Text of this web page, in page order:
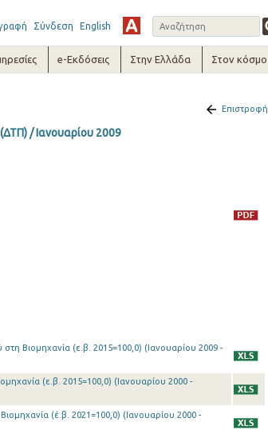
Σύνδεση English
e-Εκδόσεις Στην Ελλάδα Στον κόσμο
Επιστροφή
/ Ιανουαρίου 2009
Βιομηχανία (ε.β. 2015=100,0) (Ιανουαρίου 2009 -
(ε.β. 2015=100,0) (Ιανουαρίου 2000 -
(έ.β. 2021=100,0) (Ιανουαρίου 2000 -